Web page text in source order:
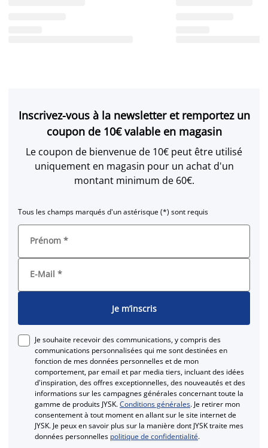
Inscrivez-vous à la newsletter et remportez un
coupon de 10€ valable en magasin
Le coupon de bienvenue de 10€ peut être utilisé
uniquement en magasin pour un achat d'un
montant minimum de 60€.
Tous les champs marqués d'un astérisque (*) sont requis
Prénom *
E-Mail *
Je m’inscris
Je souhaite recevoir des communications, y compris des
communications personnalisées qui me sont destinées en
fonction de mes données personnelles et de mon
comportement, par email et par media tiers, incluant des idées
d'inspiration, des offres exceptionnelles, des nouveautés et des
informations sur les campagnes générales concernant toute la
gamme de produits JYSK.Conditions générales. Je retirer mon
consentement à tout moment en allant sur le site internet de
JYSK. Je peux en savoir plus sur la manière dont JYSK traite mes
données personnelles politique de confidentialité.